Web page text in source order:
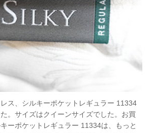
ス、シルキーポケットレギュラー 11334
。サイズはクイーンサイズでした。お買
ーポケットレギュラー 11334は、もっと